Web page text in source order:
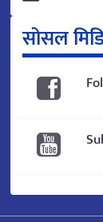
सोसल